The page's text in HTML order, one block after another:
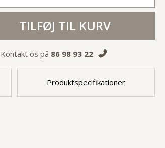
TILFØJ TIL KURV
Kontakt os på 86 98 93 22
Produktspecifikationer